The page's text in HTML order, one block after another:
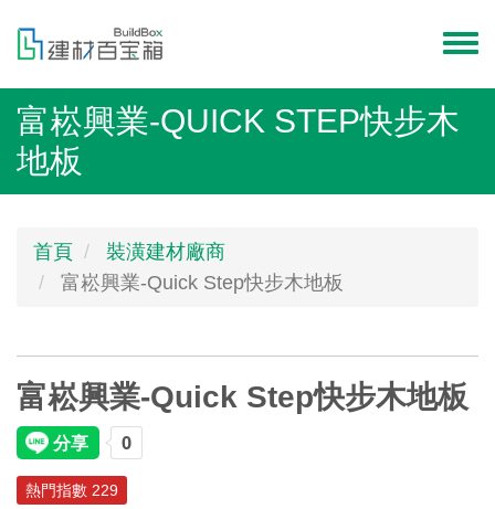
內
menu
富崧興業-QUICK STEP快步木
地板
首頁
裝潢建材廠商
富崧興業-Quick Step快步木地板
富崧興業-Quick Step快步木地板
熱門指數 229